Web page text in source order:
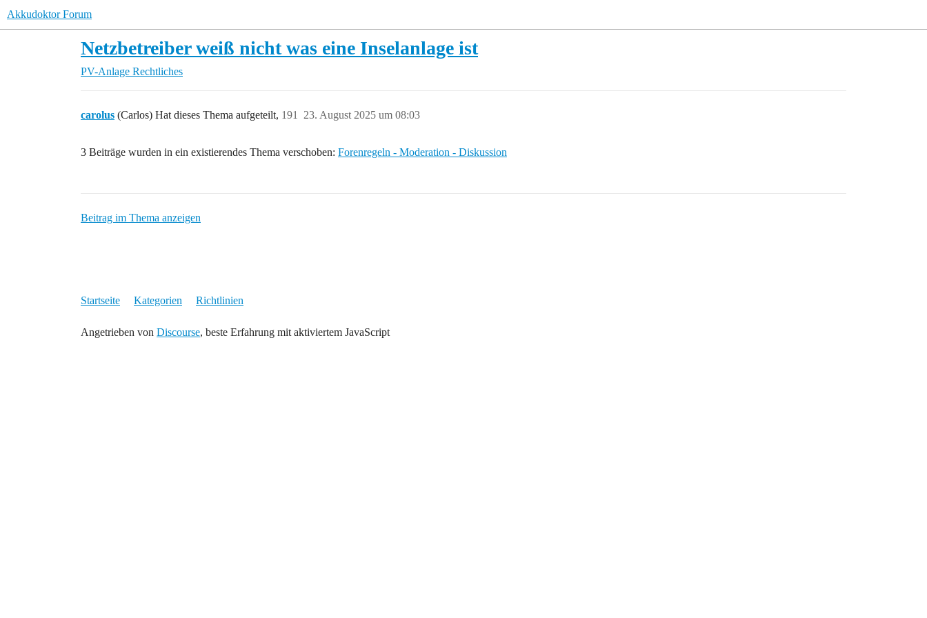
Akkudoktor Forum
Netzbetreiber weiß nicht was eine Inselanlage ist
PV-Anlage Rechtliches
carolus (Carlos) Hat dieses Thema aufgeteilt, 23. August 2025 um 08:03
191
3 Beiträge wurden in ein existierendes Thema verschoben: Forenregeln - Moderation - Diskussion
Beitrag im Thema anzeigen
Startseite Kategorien Richtlinien
Angetrieben von Discourse, beste Erfahrung mit aktiviertem JavaScript